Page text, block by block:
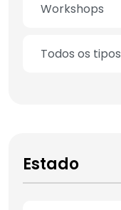
Workshops
Todos os tipos
Estado